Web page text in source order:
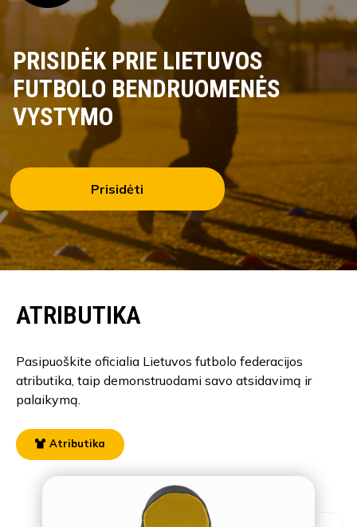
PRISIDĖK PRIE LIETUVOS
FUTBOLO BENDRUOMENĖS
VYSTYMO
Prisidėti
ATRIBUTIKA
Pasipuoškite oficialia Lietuvos futbolo federacijos
atributika, taip demonstruodami savo atsidavimą ir
palaikymą.
Atributika